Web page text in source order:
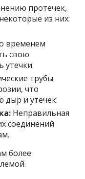
протечек,
из них:
временем
свою
утечки.
трубы
что
дыр и утечек.
Неправильная
соединений
более